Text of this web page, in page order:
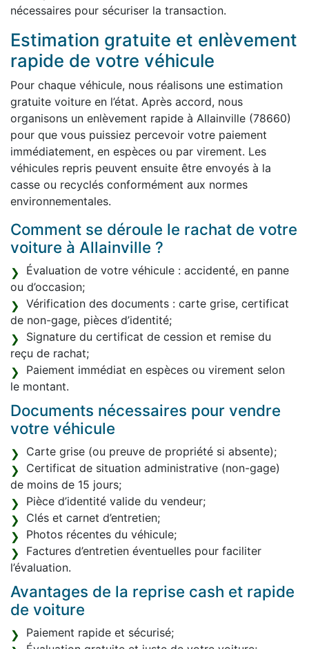
nécessaires pour sécuriser la transaction.
Estimation gratuite et enlèvement
rapide de votre véhicule
Pour chaque véhicule, nous réalisons une estimation
gratuite voiture en l’état. Après accord, nous
organisons un enlèvement rapide à Allainville (78660)
pour que vous puissiez percevoir votre paiement
immédiatement, en espèces ou par virement. Les
véhicules repris peuvent ensuite être envoyés à la
casse ou recyclés conformément aux normes
environnementales.
Comment se déroule le rachat de votre
voiture à Allainville ?
Évaluation de votre véhicule : accidenté, en panne
ou d’occasion;
Vérification des documents : carte grise, certificat
de non-gage, pièces d’identité;
Signature du certificat de cession et remise du
reçu de rachat;
Paiement immédiat en espèces ou virement selon
le montant.
Documents nécessaires pour vendre
votre véhicule
Carte grise (ou preuve de propriété si absente);
Certificat de situation administrative (non-gage)
de moins de 15 jours;
Pièce d’identité valide du vendeur;
Clés et carnet d’entretien;
Photos récentes du véhicule;
Factures d’entretien éventuelles pour faciliter
l’évaluation.
Avantages de la reprise cash et rapide
de voiture
Paiement rapide et sécurisé;